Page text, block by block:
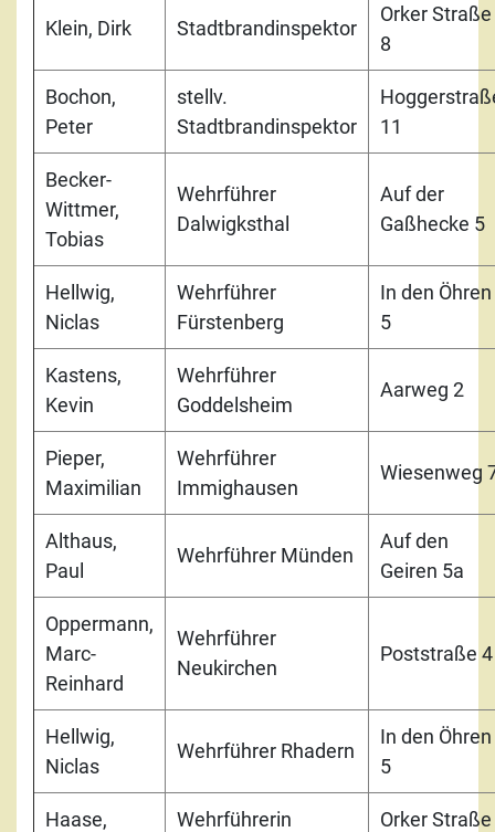
Klein, Dirk Stadtbrandinspektor
Orker Straße
8
Bochon,
Peter
stellv.
Stadtbrandinspektor
11
Becker-
Wittmer,
Tobias
Wehrführer
Dalwigksthal
Auf der
Gaßhecke 5
Hellwig,
Niclas
Wehrführer
Fürstenberg
In den Öhren
5
Kastens,
Kevin
Wehrführer
Goddelsheim
Aarweg 2
Pieper,
Maximilian
Wehrführer
Immighausen
Wiesenweg
Althaus,
Paul
Wehrführer Münden
Auf den
Geiren 5a
Oppermann,
Marc-
Reinhard
Wehrführer
Neukirchen
Poststraße 4
Hellwig,
Niclas
Wehrführer Rhadern
In den Öhren
5
Haase,
Wehrführerin
Orker Straße